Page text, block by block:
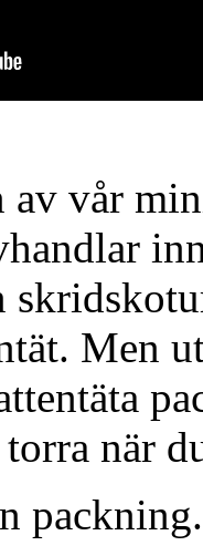
av vår
Men
när